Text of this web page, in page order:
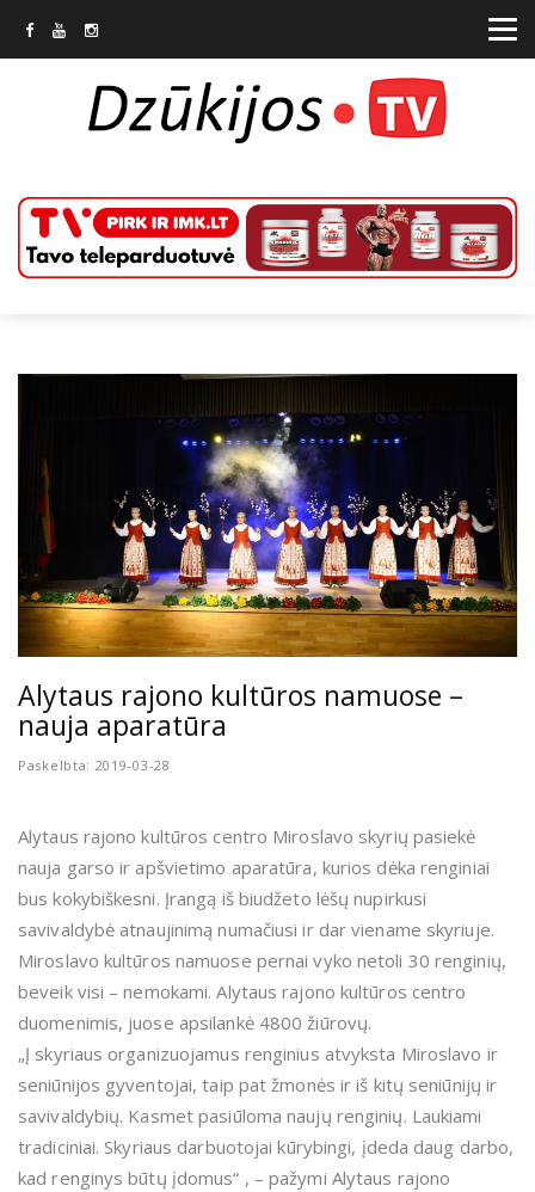
Alytaus rajono kultūros namuose –
nauja aparatūra
Paskelbta: 2019-03-28
Alytaus rajono kultūros centro Miroslavo skyrių pasiekė
nauja garso ir apšvietimo aparatūra, kurios dėka renginiai
bus kokybiškesni. Įrangą iš biudžeto lėšų nupirkusi
savivaldybė atnaujinimą numačiusi ir dar viename skyriuje.
Miroslavo kultūros namuose pernai vyko netoli 30 renginių,
beveik visi – nemokami. Alytaus rajono kultūros centro
duomenimis, juose apsilankė 4800 žiūrovų.
„Į skyriaus organizuojamus renginius atvyksta Miroslavo ir
seniūnijos gyventojai, taip pat žmonės ir iš kitų seniūnijų ir
savivaldybių. Kasmet pasiūloma naujų renginių. Laukiami
tradiciniai. Skyriaus darbuotojai kūrybingi, įdeda daug darbo,
kad renginys būtų įdomus“ , – pažymi Alytaus rajono